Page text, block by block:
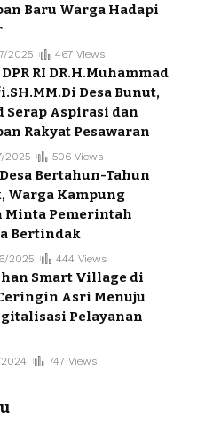
Baru Warga Hadapi
2025 467 Views
DPR RI DR.H.Muhammad
Desa Bunut,
Serap Aspirasi dan
Rakyat Pesawaran
2025 506 Views
Bertahun-Tahun
Warga Kampung
Minta Pemerintah
Bertindak
2025 444 Views
Smart Village di
Asri Menuju
Pelayanan
2024 747 Views